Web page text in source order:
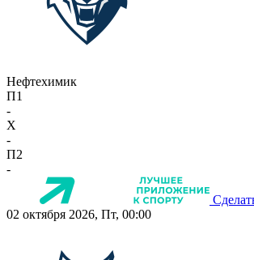
Нефтехимик
П1
-
X
-
П2
-
02 октября 2026, Пт, 00:00